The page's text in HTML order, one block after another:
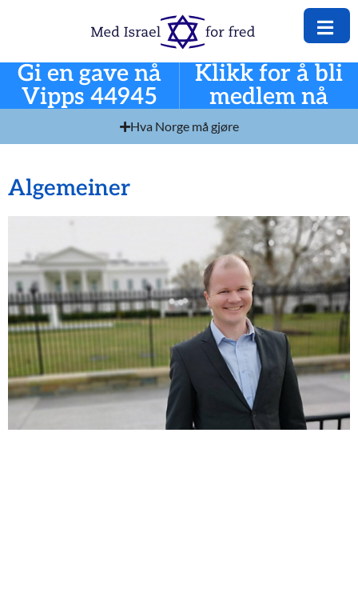
Gi en gave nå
Vipps 44945
Klikk for å bli
medlem nå
Hva Norge må gjøre
Algemeiner